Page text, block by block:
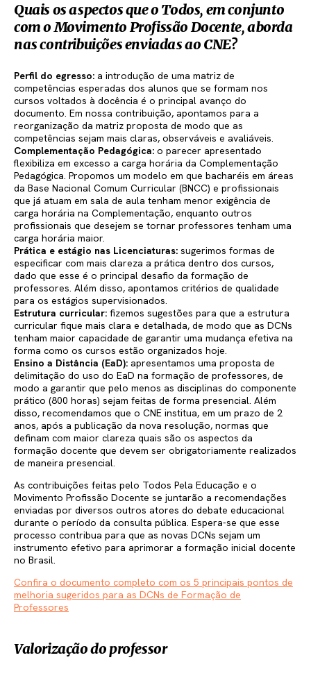
Quais os aspectos que o Todos, em conjunto
com o Movimento Profissão Docente, aborda
nas contribuições enviadas ao CNE?
Perfil do egresso: a introdução de uma matriz de
competências esperadas dos alunos que se formam nos
cursos voltados à docência é o principal avanço do
documento. Em nossa contribuição, apontamos para a
reorganização da matriz proposta de modo que as
competências sejam mais claras, observáveis e avaliáveis.
Complementação Pedagógica: o parecer apresentado
flexibiliza em excesso a carga horária da Complementação
Pedagógica. Propomos um modelo em que bacharéis em áreas
da Base Nacional Comum Curricular (BNCC) e profissionais
que já atuam em sala de aula tenham menor exigência de
carga horária na Complementação, enquanto outros
profissionais que desejem se tornar professores tenham uma
carga horária maior.
Prática e estágio nas Licenciaturas: sugerimos formas de
especificar com mais clareza a prática dentro dos cursos,
dado que esse é o principal desafio da formação de
professores. Além disso, apontamos critérios de qualidade
para os estágios supervisionados.
Estrutura curricular: fizemos sugestões para que a estrutura
curricular fique mais clara e detalhada, de modo que as DCNs
tenham maior capacidade de garantir uma mudança efetiva na
forma como os cursos estão organizados hoje.
Ensino a Distância (EaD): apresentamos uma proposta de
delimitação do uso do EaD na formação de professores, de
modo a garantir que pelo menos as disciplinas do componente
prático (800 horas) sejam feitas de forma presencial. Além
disso, recomendamos que o CNE institua, em um prazo de 2
anos, após a publicação da nova resolução, normas que
definam com maior clareza quais são os aspectos da
formação docente que devem ser obrigatoriamente realizados
de maneira presencial.
As contribuições feitas pelo Todos Pela Educação e o
Movimento Profissão Docente se juntarão a recomendações
enviadas por diversos outros atores do debate educacional
durante o período da consulta pública. Espera-se que esse
processo contribua para que as novas DCNs sejam um
instrumento efetivo para aprimorar a formação inicial docente
no Brasil.
Confira o documento completo com os 5 principais pontos de
melhoria sugeridos para as DCNs de Formação de
Professores
Valorização do professor